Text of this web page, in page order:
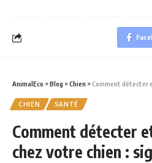
AnimalEco >Blog >Chien >Comment détecter et
CHIEN SANTÉ
Comment détecter
chez votre chien :